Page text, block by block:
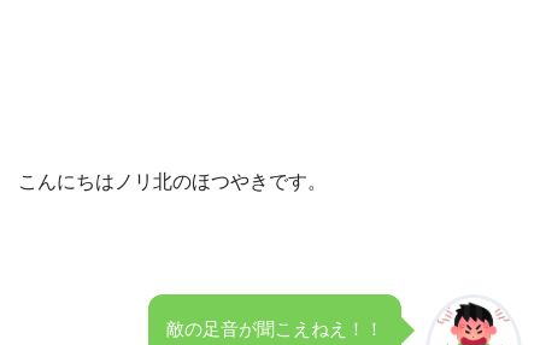
こんにちはノリ北のほつやきです。
敵の足音が聞こえねえ！！